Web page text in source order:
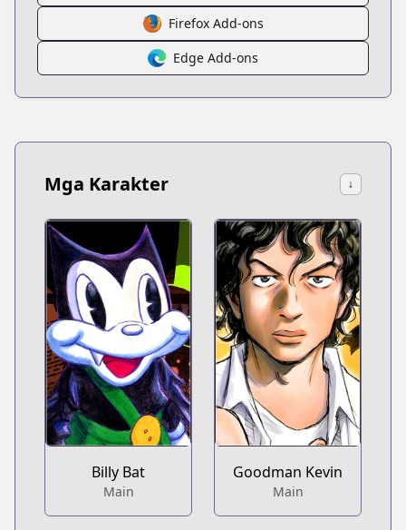
Firefox Add-ons
Edge Add-ons
Mga Karakter ↓
Billy Bat
Main
Goodman Kevin
Main